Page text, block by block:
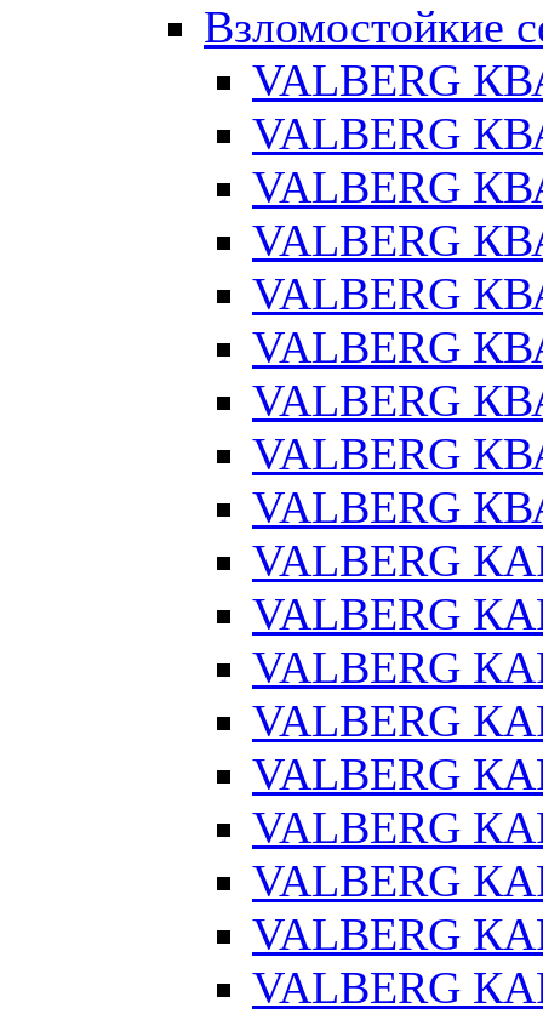
Взломостойкие
VALBERG
VALBERG
VALBERG
VALBERG
VALBERG
VALBERG
VALBERG
VALBERG
VALBERG
VALBERG
VALBERG
VALBERG
VALBERG
VALBERG
VALBERG
VALBERG
VALBERG
VALBERG